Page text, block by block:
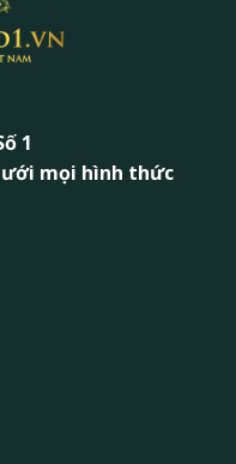
1
mọi hình thức